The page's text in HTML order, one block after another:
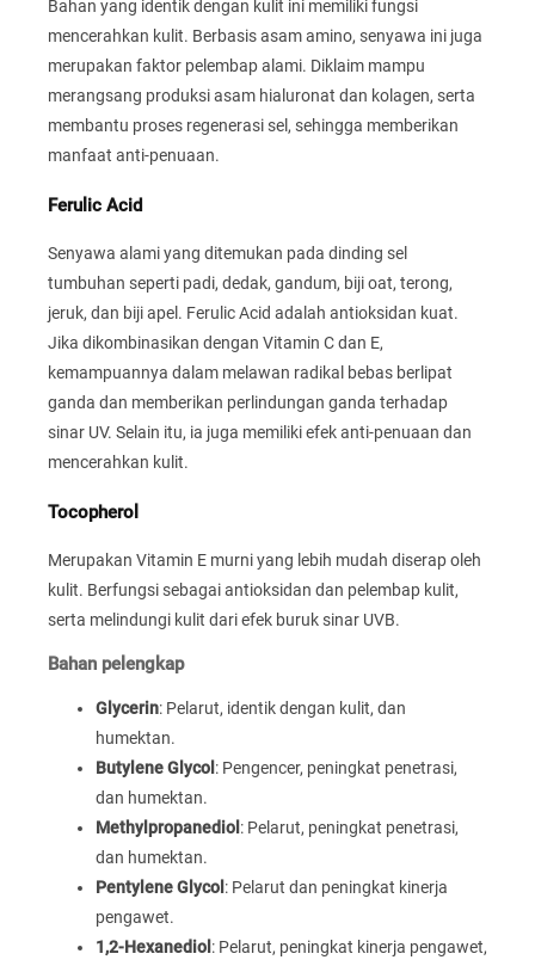
Bahan yang identik dengan kulit ini memiliki fungsi
mencerahkan kulit. Berbasis asam amino, senyawa ini juga
merupakan faktor pelembap alami. Diklaim mampu
merangsang produksi asam hialuronat dan kolagen, serta
membantu proses regenerasi sel, sehingga memberikan
manfaat anti-penuaan.
Ferulic Acid
Senyawa alami yang ditemukan pada dinding sel
tumbuhan seperti padi, dedak, gandum, biji oat, terong,
jeruk, dan biji apel. Ferulic Acid adalah antioksidan kuat.
Jika dikombinasikan dengan Vitamin C dan E,
kemampuannya dalam melawan radikal bebas berlipat
ganda dan memberikan perlindungan ganda terhadap
sinar UV. Selain itu, ia juga memiliki efek anti-penuaan dan
mencerahkan kulit.
Tocopherol
Merupakan Vitamin E murni yang lebih mudah diserap oleh
kulit. Berfungsi sebagai antioksidan dan pelembap kulit,
serta melindungi kulit dari efek buruk sinar UVB.
Bahan pelengkap
Glycerin: Pelarut, identik dengan kulit, dan
humektan.
Butylene Glycol : Pengencer, peningkat penetrasi,
dan humektan.
Methylpropanediol : Pelarut, peningkat penetrasi,
dan humektan.
Pentylene Glycol : Pelarut dan peningkat kinerja
pengawet.
1,2-Hexanediol : Pelarut, peningkat kinerja pengawet,